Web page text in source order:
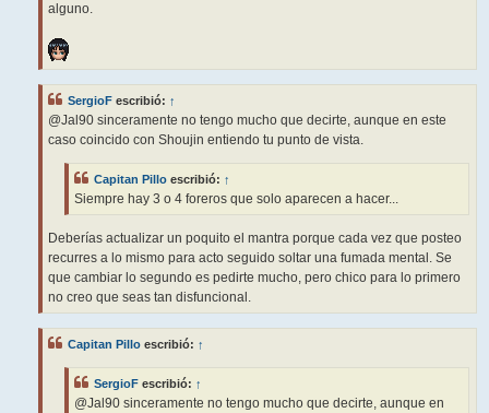
alguno.
SergioF escribió: ↑
@Jal90 sinceramente no tengo mucho que decirte, aunque en este
caso coincido con Shoujin entiendo tu punto de vista.
Capitan Pillo escribió: ↑
Siempre hay 3 o 4 foreros que solo aparecen a hacer...
Deberías actualizar un poquito el mantra porque cada vez que posteo
recurres a lo mismo para acto seguido soltar una fumada mental. Se
que cambiar lo segundo es pedirte mucho, pero chico para lo primero
no creo que seas tan disfuncional.
Capitan Pillo escribió: ↑
SergioF escribió: ↑
@Jal90 sinceramente no tengo mucho que decirte, aunque en